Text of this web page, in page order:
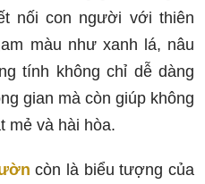
nối con người với thiên
màu như xanh lá, nâu
tính không chỉ dễ dàng
gian mà còn giúp không
mẻ và hài hòa.
còn là biểu tượng của